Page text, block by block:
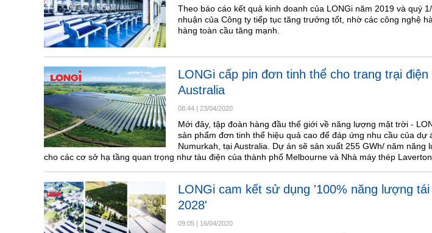
Theo báo cáo kết quả kinh doanh của LONGi năm 2019 và quý
nhuận của Công ty tiếp tục tăng trưởng tốt, nhờ các công nghệ
hàng toàn cầu tăng mạnh.
LONGi cấp pin đơn tinh thể cho trang trại
Australia
08:44 | 23/04/2020
Mới đây, tập đoàn hàng đầu thế giới về năng lượng mặt trời -
sản phẩm đơn tinh thể hiệu quả cao để đáp ứng nhu cầu của dự
Numurkah, tại Australia. Dự án sẽ sản xuất 255 GWh/ năm năng
cho các cơ sở hạ tầng quan trọng như tàu điện của thành phố Melbourne và Nhà máy thép Laverton.
LONGi cam kết sử dụng '100% năng lượng
2028'
09:05 | 16/04/2020